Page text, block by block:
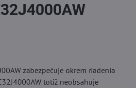
zabezpečuje okrem riadenia
totiž neobsahuje